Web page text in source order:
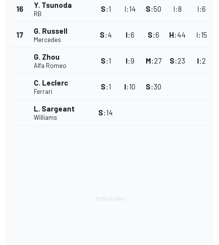
16 Y. Tsunoda
RB
S:1 I:14 S:50 I:8 I:6
17 G. Russell
Mercedes
S:4 I:6 S:6 H:44 I:15
G. Zhou
Alfa Romeo
S:1 I:9 M:27 S:23 I:2
C. Leclerc
Ferrari
S:1 I:10 S:30
L. Sargeant
Williams
S:14